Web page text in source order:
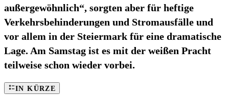
außergewöhnlich“, sorgten aber für heftige
Verkehrsbehinderungen und Stromausfälle und
vor allem in der Steiermark für eine dramatische
Lage. Am Samstag ist es mit der weißen Pracht
teilweise schon wieder vorbei.
IN KÜRZE